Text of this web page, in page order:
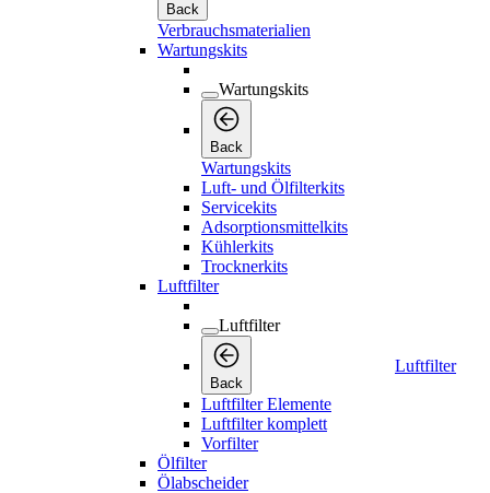
Back
Verbrauchsmaterialien
Wartungskits
Wartungskits
Back
Wartungskits
Luft- und Ölfilterkits
Servicekits
Adsorptionsmittelkits
Kühlerkits
Trocknerkits
Luftfilter
Luftfilter
Back
Luftfilter
Luftfilter Elemente
Luftfilter komplett
Vorfilter
Ölfilter
Ölabscheider